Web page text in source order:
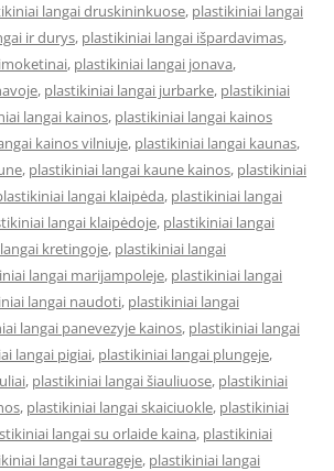
langai druskininkuose, plastikiniai langai
ir durys, plastikiniai langai išpardavimas,
, plastikiniai langai jonava,
, plastikiniai langai jurbarke, plastikiniai
langai kainos, plastikiniai langai kainos
kainos vilniuje, plastikiniai langai kaunas,
, plastikiniai langai kaune kainos, plastikiniai
langai klaipėda, plastikiniai langai
langai klaipėdoje, plastikiniai langai
kretingoje, plastikiniai langai
langai marijampoleje, plastikiniai langai
langai naudoti, plastikiniai langai
langai panevezyje kainos, plastikiniai langai
langai pigiai, plastikiniai langai plungeje,
, plastikiniai langai šiauliuose, plastikiniai
, plastikiniai langai skaiciuokle, plastikiniai
langai su orlaide kaina, plastikiniai
langai taurageje, plastikiniai langai